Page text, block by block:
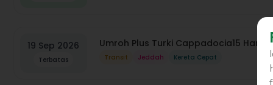
19 Sep 2026
Terbatas
Umroh Plus Turki Cappadocia15 Hari
Transit Jeddah Kereta Cepat